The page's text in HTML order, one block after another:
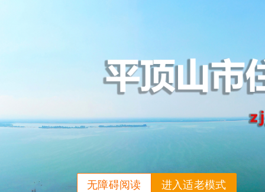
进入适老模式
无障碍阅读